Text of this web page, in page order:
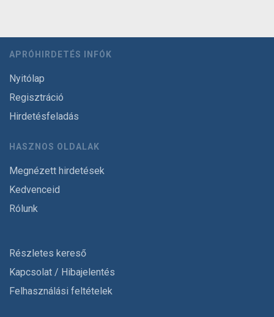
APRÓHIRDETÉS INFÓK
Nyitólap
Regisztráció
Hirdetésfeladás
HASZNOS OLDALAK
Megnézett hirdetések
Kedvenceid
Rólunk
Részletes kereső
Kapcsolat / Hibajelentés
Felhasználási feltételek